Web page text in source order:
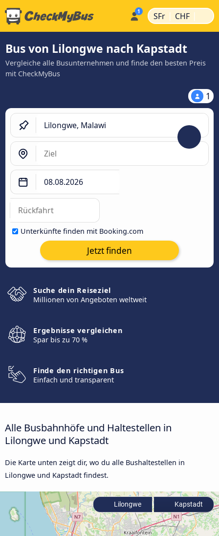
SFr | CHF |
Bus von Lilongwe nach Kapstadt
Vergleiche alle Busunternehmen und finde den besten Preis
mit CheckMyBus
1
Unterkünfte finden mit Booking.com
Jetzt finden
Suche dein Reiseziel
Millionen von Angeboten weltweit
Ergebnisse vergleichen
Spar bis zu 70 %
Finde den richtigen Bus
Einfach und transparent
Alle Busbahnhöfe und Haltestellen in
Lilongwe und Kapstadt
Die Karte unten zeigt dir, wo du alle Bushaltestellen in
Lilongwe und Kapstadt findest.
Lilongwe Kapstadt